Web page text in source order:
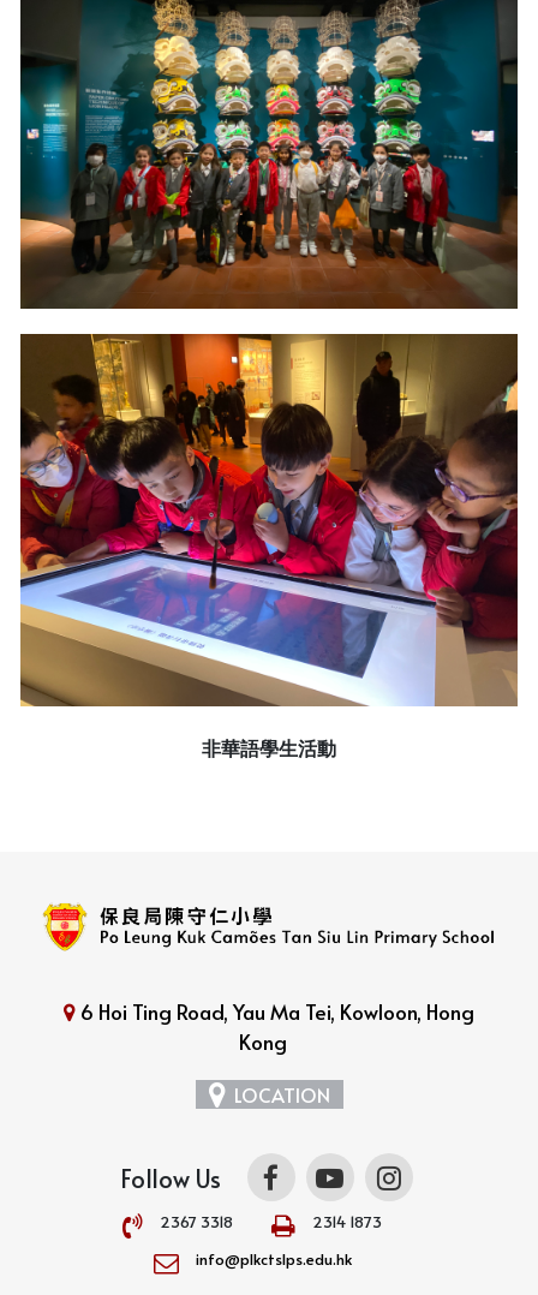
非華語學生活動
6 Hoi Ting Road, Yau Ma Tei, Kowloon, Hong
Kong
LOCATION
Follow Us
2367 3318
2314 1873
info@plkctslps.edu.hk